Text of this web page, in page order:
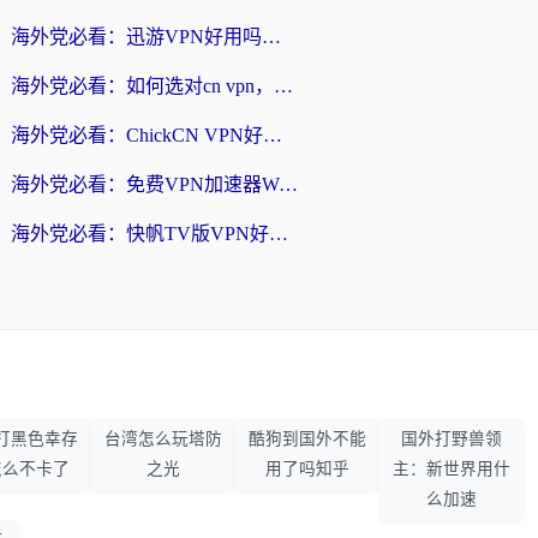
海外党必看：迅游VPN好用吗？和番茄加速器VPN对比哪个回国效果更好？
海外党必看：如何选对cn vpn，轻松解锁国内影音游戏？
海外党必看：ChickCN VPN好用吗？和星河VPN对比哪个回国效果更好？附真实体验+避坑指南
海外党必看：免费VPN加速器Windows版怎么选？附真实测评与无缝访问国内资源指南
海外党必看：快帆TV版VPN好用吗？和hi龟龟VPN对比哪个回国效果更好？附免费加速器选择指南
黑色幸存
不卡了
台湾怎么玩塔防
之光
酷狗到国外不能
用了吗知乎
国外打野兽领
主：新世界用什
么加速